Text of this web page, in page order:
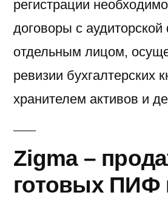
регистрации
договоры с
отдельным лицом,
ревизии бухгалтерских
хранителем активов и
Zigma –
готовых